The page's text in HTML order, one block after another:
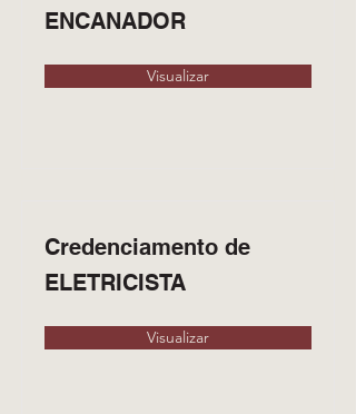
ENCANADOR
Visualizar
Credenciamento de
ELETRICISTA
Visualizar